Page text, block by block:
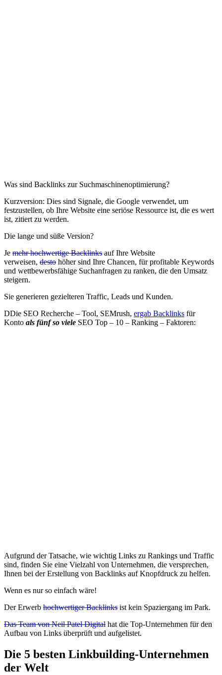
Was sind Backlinks zur Suchmaschinenoptimierung?
Kurzversion: Dies sind Signale, die Google verwendet, um
festzustellen, ob Ihre Website eine seriöse Ressource ist, die es wert
ist, zitiert zu werden.
Die lange und süße Version?
Je mehr hochwertige Backlinks auf Ihre Website
verweisen, desto höher sind Ihre Chancen, für profitable Keywords
und wettbewerbsfähige Suchanfragen zu ranken, die den Umsatz
steigern.
Sie generieren gezielteren Traffic, Leads und Kunden.
DDie SEO Recherche – Tool, SEMrush, ergab Backlinks für
Konto als fünf so viele SEO Top – 10 – Ranking – Faktoren:
Aufgrund der Tatsache, wie wichtig Links zu Rankings und Traffic
sind, finden Sie eine Vielzahl von Unternehmen, die versprechen,
Ihnen bei der Erstellung von Backlinks auf Knopfdruck zu helfen.
Wenn es nur so einfach wäre!
Der Erwerb hochwertiger Backlinks ist kein Spaziergang im Park.
Das Team von Neil Patel Digital hat die Top-Unternehmen für den
Aufbau von Links überprüft und aufgelistet.
Die 5 besten Linkbuilding-Unternehmen
der Welt